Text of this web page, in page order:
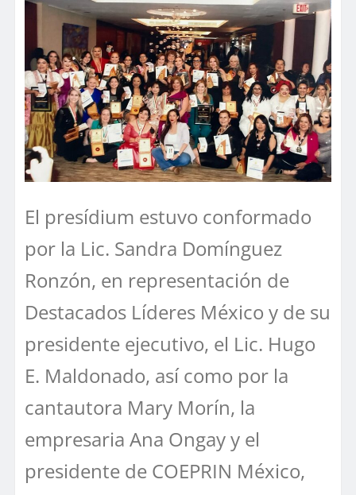
El presídium estuvo conformado
por la Lic. Sandra Domínguez
Ronzón, en representación de
Destacados Líderes México y de su
presidente ejecutivo, el Lic. Hugo
E. Maldonado, así como por la
cantautora Mary Morín, la
empresaria Ana Ongay y el
presidente de COEPRIN México,